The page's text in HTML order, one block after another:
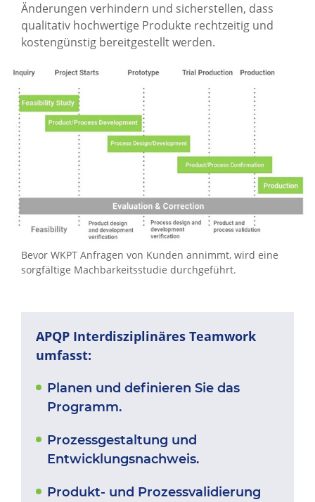
Änderungen verhindern und sicherstellen, dass
qualitativ hochwertige Produkte rechtzeitig und
kostengünstig bereitgestellt werden.
Bevor WKPT Anfragen von Kunden annimmt, wird eine
sorgfältige Machbarkeitsstudie durchgeführt.
APQP Interdisziplinäres Teamwork
umfasst:
Planen und definieren Sie das
Programm.
Prozessgestaltung und
Entwicklungsnachweis.
Produkt- und Prozessvalidierung